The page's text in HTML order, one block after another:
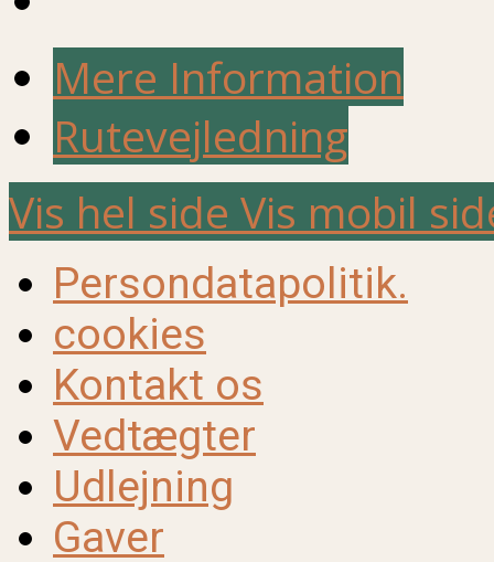
Mere Information
Rutevejledning
Vis hel side Vis mobil
Persondatapolitik.
cookies
Kontakt os
Vedtægter
Udlejning
Gaver